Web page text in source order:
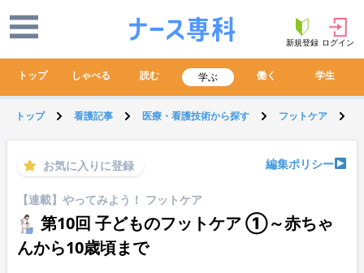
新規登録 ログイン
トップ しゃべる 読む 学ぶ 働く 学生
トップ 看護記事 医療・看護技術から探す フットケア
お気に入りに登録 編集ポリシー
【連載】やってみよう！ フットケア
第10回 子どものフットケア ①～赤ちゃ
んから10歳頃まで